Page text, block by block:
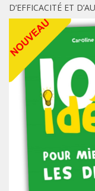
D’EFFICACITÉ ET